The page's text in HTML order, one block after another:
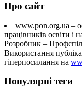
Про сайт
www.pon.org.ua –
працівників освіти і
Розробник –
Використання
гіперпосилання на
Популярні теги